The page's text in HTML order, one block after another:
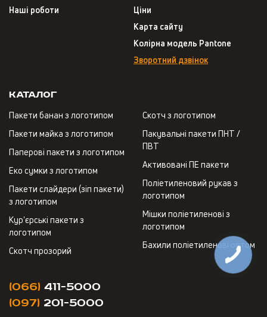
Наші роботи
Ціни
Карта сайту
Колірна модель Pantone
Зворотний дзвінок
Каталог
Пакети банан з логотипом
Пакети майка з логотипом
Паперові пакети з логотипом
Еко сумки з логотипом
Пакети слайдери (зіп пакети)
з логотипом
Кур'єрські пакети з
логотипом
Скотч прозорий
Скотч з логотипом
Пакувальні пакети ПНТ /
ПВТ
Активовані ПЕ пакети
Поліетиленовий рукав з
логотипом
Мішки поліетиленові з
логотипом
Бахили поліетиленові оптом
(066) 411-5000
(097) 201-5000